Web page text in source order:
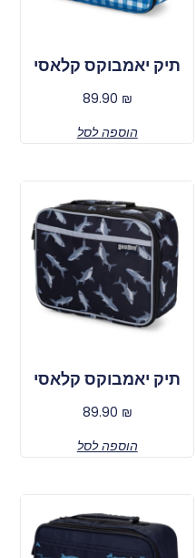
תיק יאמבוקס קלאסי
89.90 ₪
הוספה לסל
תיק יאמבוקס קלאסי
89.90 ₪
הוספה לסל